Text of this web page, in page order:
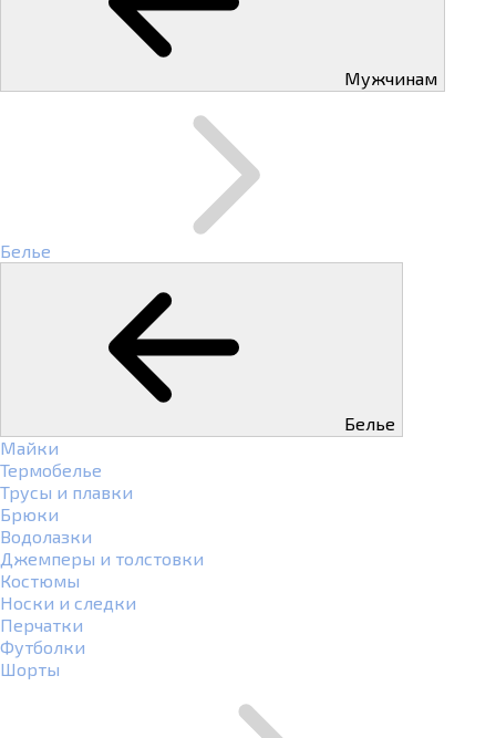
Мужчинам
Белье
Белье
Майки
Термобелье
Трусы и плавки
Брюки
Водолазки
Джемперы и толстовки
Костюмы
Носки и следки
Перчатки
Футболки
Шорты